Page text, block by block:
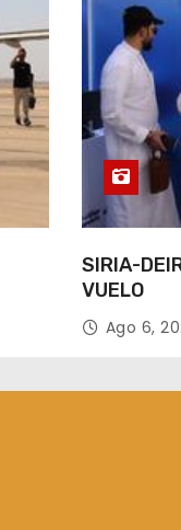
SIRIA-
VUELO
Ago 6,